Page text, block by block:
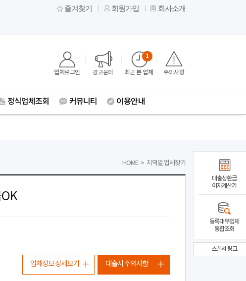
즐겨찾기 회원가입 회사소개
업체로그인 광고문의 최근 본 업체
1
주의사항
정식업체조회 커뮤니티 이용안내
HOME > 지역별 업체찾기
업체정보 상세보기 대출시 주의사항
대출상환금
이자계산기
등록대부업체
통합조회
스폰서 링크